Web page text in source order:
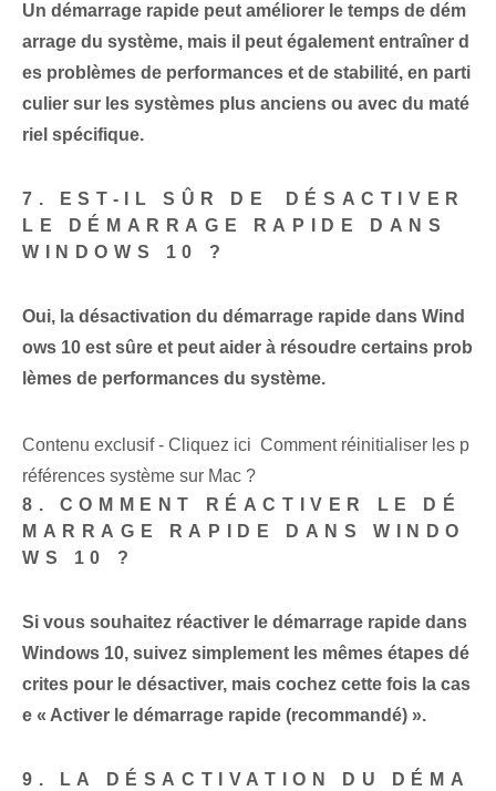
Un démarrage rapide peut améliorer le temps de dém
arrage du système, mais il peut également entraîner d
es problèmes de performances et de stabilité, en parti
culier sur les systèmes plus anciens ou avec du maté
riel spécifique.
7. EST-IL SÛR DE ⁢DÉSACTIVER‌
LE DÉMARRAGE RAPIDE DANS‍
WINDOWS 10 ?
Oui, la désactivation du démarrage rapide dans Wind
ows 10 est sûre et peut aider à résoudre certains prob
lèmes de performances du système.
Contenu exclusif - Cliquez ici Comment réinitialiser les p
références système sur Mac ?
8. COMMENT RÉACTIVER LE DÉ
MARRAGE RAPIDE DANS WINDO
WS‌ 10 ?
Si vous souhaitez réactiver le démarrage rapide dans
Windows 10, suivez simplement les mêmes étapes dé
crites pour le désactiver, mais cochez cette fois la cas
e « Activer le démarrage rapide (recommandé) ».
9. LA DÉSACTIVATION DU DÉMA